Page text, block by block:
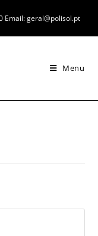
Email: geral@polisol.pt
Menu